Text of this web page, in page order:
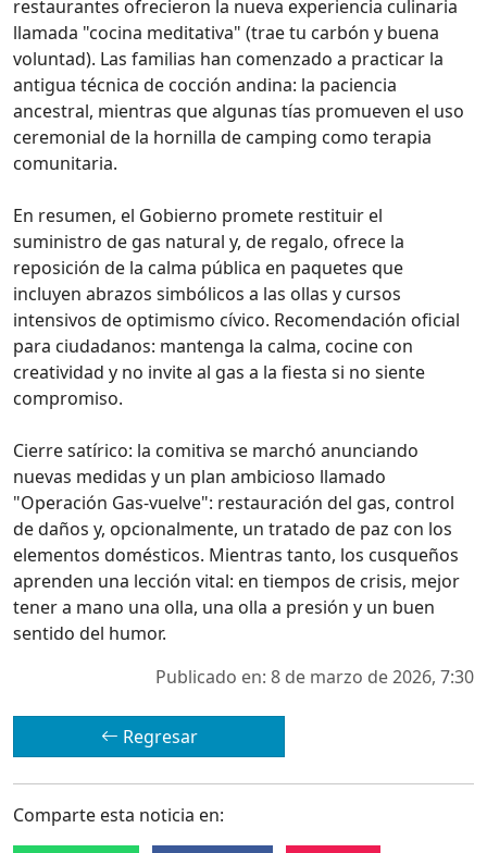
restaurantes ofrecieron la nueva experiencia culinaria
llamada "cocina meditativa" (trae tu carbón y buena
voluntad). Las familias han comenzado a practicar la
antigua técnica de cocción andina: la paciencia
ancestral, mientras que algunas tías promueven el uso
ceremonial de la hornilla de camping como terapia
comunitaria.
En resumen, el Gobierno promete restituir el
suministro de gas natural y, de regalo, ofrece la
reposición de la calma pública en paquetes que
incluyen abrazos simbólicos a las ollas y cursos
intensivos de optimismo cívico. Recomendación oficial
para ciudadanos: mantenga la calma, cocine con
creatividad y no invite al gas a la fiesta si no siente
compromiso.
Cierre satírico: la comitiva se marchó anunciando
nuevas medidas y un plan ambicioso llamado
"Operación Gas-vuelve": restauración del gas, control
de daños y, opcionalmente, un tratado de paz con los
elementos domésticos. Mientras tanto, los cusqueños
aprenden una lección vital: en tiempos de crisis, mejor
tener a mano una olla, una olla a presión y un buen
sentido del humor.
Publicado en: 8 de marzo de 2026, 7:30
Regresar
Comparte esta noticia en: